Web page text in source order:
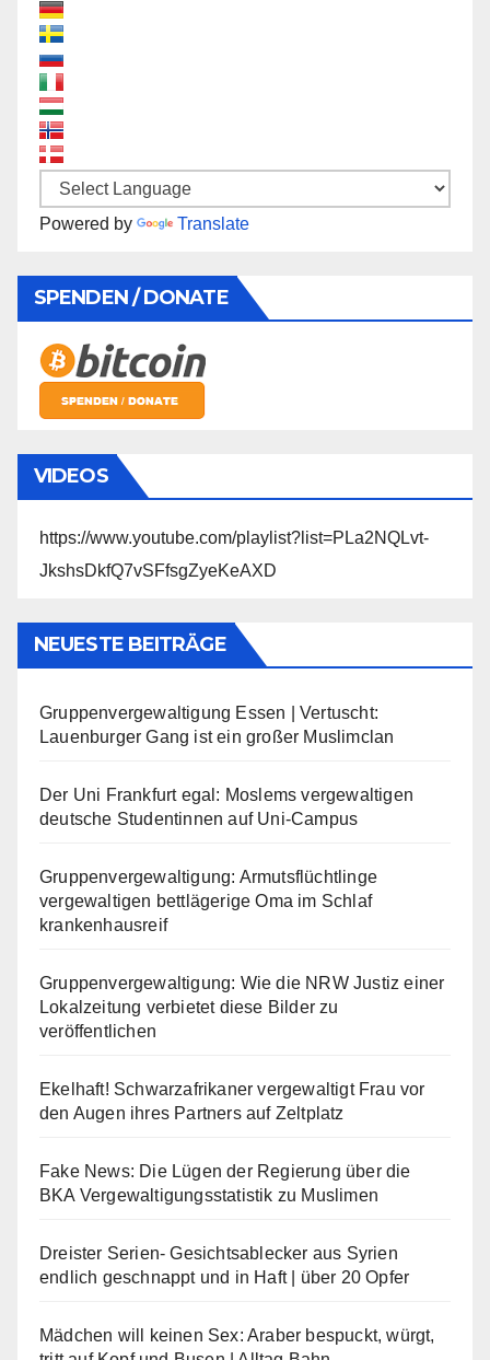
Powered by Translate
SPENDEN / DONATE
VIDEOS
https://www.youtube.com/playlist?list=PLa2NQLvt-
JkshsDkfQ7vSFfsgZyeKeAXD
NEUESTE BEITRÄGE
Gruppenvergewaltigung Essen | Vertuscht:
Lauenburger Gang ist ein großer Muslimclan
Der Uni Frankfurt egal: Moslems vergewaltigen
deutsche Studentinnen auf Uni-Campus
Gruppenvergewaltigung: Armutsflüchtlinge
vergewaltigen bettlägerige Oma im Schlaf
krankenhausreif
Gruppenvergewaltigung: Wie die NRW Justiz einer
Lokalzeitung verbietet diese Bilder zu
veröffentlichen
Ekelhaft! Schwarzafrikaner vergewaltigt Frau vor
den Augen ihres Partners auf Zeltplatz
Fake News: Die Lügen der Regierung über die
BKA Vergewaltigungsstatistik zu Muslimen
Dreister Serien- Gesichtsablecker aus Syrien
endlich geschnappt und in Haft | über 20 Opfer
Mädchen will keinen Sex: Araber bespuckt, würgt,